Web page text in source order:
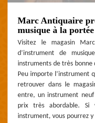
Marc Antiquaire
musique à la
Visitez le magasin
d’instrument de
instruments de très
Peu importe l’instrument
retrouver dans le
entre, un instrument neuf
prix très abordable. Si
instrument, vous pourrez